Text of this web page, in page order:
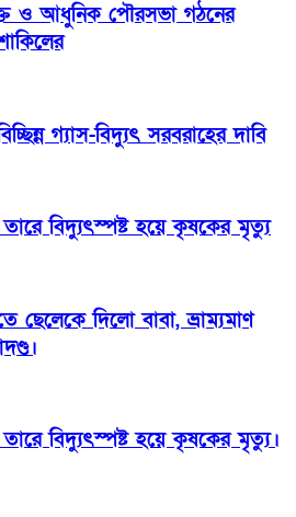
ও আধুনিক পৌরসভা গঠনের
গ্যাস-বিদ্যুৎ সরবরাহের দাবি
বিদ্যুৎস্পষ্ট হয়ে কৃষকের মৃত্যু
ছেলেকে দিলো বাবা, ভ্রাম্যমাণ
বিদ্যুৎস্পষ্ট হয়ে কৃষকের মৃত্যু।